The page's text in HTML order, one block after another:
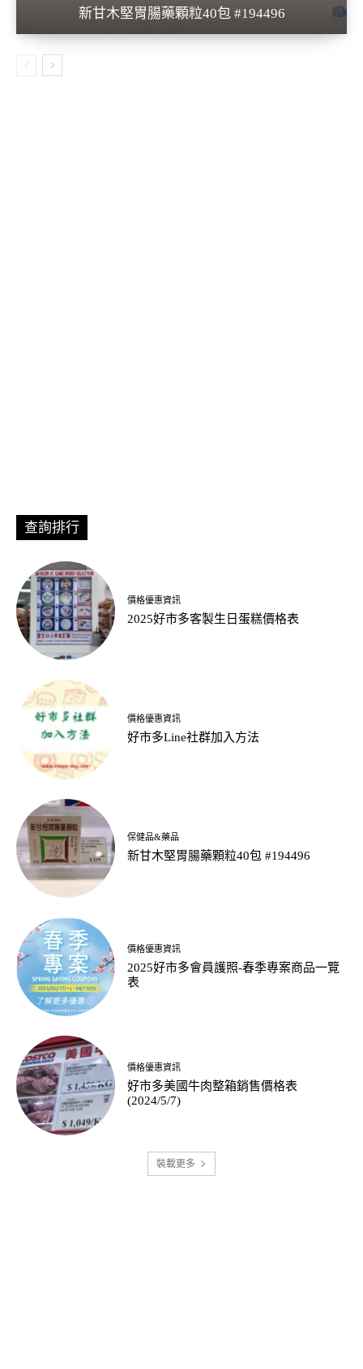
新甘木堅胃腸藥顆粒40包 #194496
查詢排行
價格優惠資訊
2025好市多客製生日蛋糕價格表
價格優惠資訊
好市多Line社群加入方法
保健品&藥品
新甘木堅胃腸藥顆粒40包 #194496
價格優惠資訊
2025好市多會員護照-春季專案商品一覽
表
價格優惠資訊
好市多美國牛肉整箱銷售價格表
(2024/5/7)
裝載更多